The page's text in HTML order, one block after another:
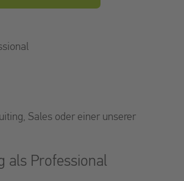
Sales oder einer unserer
als Professional